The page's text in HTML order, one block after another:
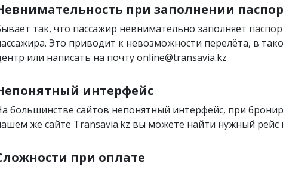
при заполнении
так, что пассажир невнимательно заполняет
Это приводит к невозможности перелёта, в
или написать на почту online@transavia.kz
интерфейс
большинстве сайтов непонятный интерфейс, при
же сайте Transavia.kz вы можете найти нужный
при оплате